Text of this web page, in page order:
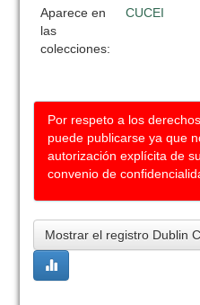
Aparece en
las
colecciones:
CUCEI
Por respeto a los
puede publicarse ya que
autorización explícita de
convenio de
Mostrar el registro Dublin